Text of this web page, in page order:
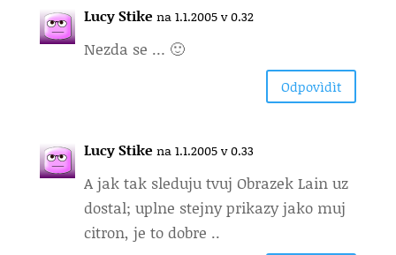
Lucy Stike na 1.1.2005 v 0.32
Nezda se … 🙂
Odpovìdìt
Lucy Stike na 1.1.2005 v 0.33
A jak tak sleduju tvuj Obrazek Lain uz
dostal; uplne stejny prikazy jako muj
citron, je to dobre ..